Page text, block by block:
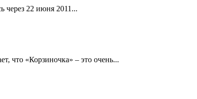
через 22 июня 2011...
что «Корзиночка» – это очень...